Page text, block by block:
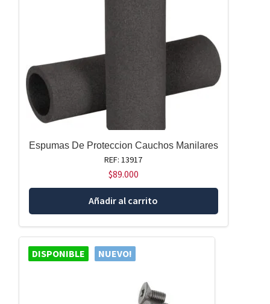
Espumas De Proteccion Cauchos Manilares
REF: 13917
$89.000
Añadir al carrito
DISPONIBLE NUEVO!